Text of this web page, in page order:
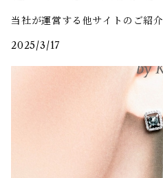
当社が運営する他サイトのご紹介
2025/3/17